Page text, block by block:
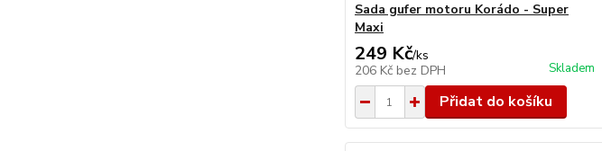
Sada gufer motoru Korádo - Super
Maxi
249 Kč/ks
206 Kč bez DPH Skladem
Přidat do košíku